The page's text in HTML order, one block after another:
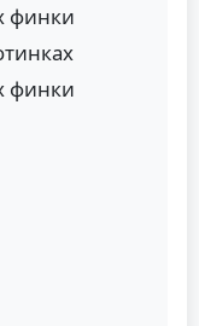
финки
финки